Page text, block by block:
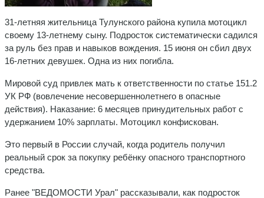
31-летняя жительница Тулунского района купила мотоцикл
своему 13-летнему сыну. Подросток систематически садился
за руль без прав и навыков вождения. 15 июня он сбил двух
16-летних девушек. Одна из них погибла.
Мировой суд привлек мать к ответственности по статье 151.2
УК РФ (вовлечение несовершеннолетнего в опасные
действия). Наказание: 6 месяцев принудительных работ с
удержанием 10% зарплаты. Мотоцикл конфискован.
Это первый в России случай, когда родитель получил
реальный срок за покупку ребёнку опасного транспортного
средства.
Ранее "ВЕДОМОСТИ Урал" рассказывали, как подросток